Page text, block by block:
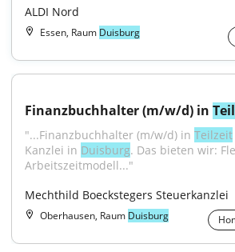
ALDI Nord
Essen, Raum Duisburg
Finanzbuchhalter (m/w/d) in
"...Finanzbuchhalter (m/w/d) in Teilzeit
Kanzlei in Duisburg. Das bieten wir:
Arbeitszeitmodell..."
Mechthild Boeckstegers Steuerkanzlei
Oberhausen, Raum Duisburg